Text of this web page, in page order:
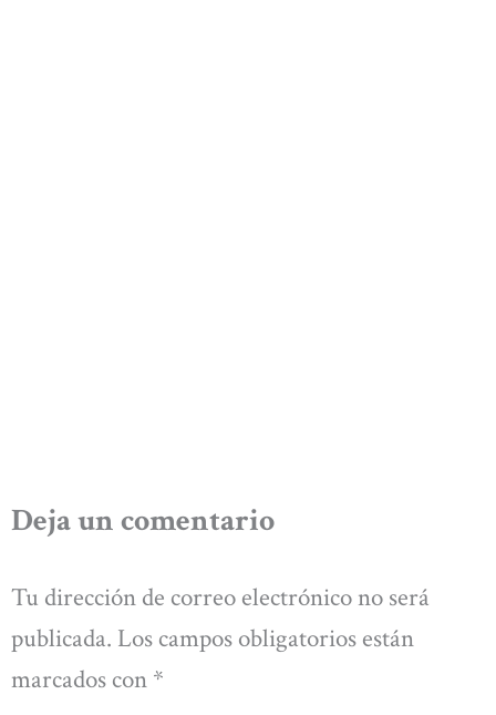
Deja un comentario
Tu dirección de correo electrónico no será
publicada. Los campos obligatorios están
marcados con *